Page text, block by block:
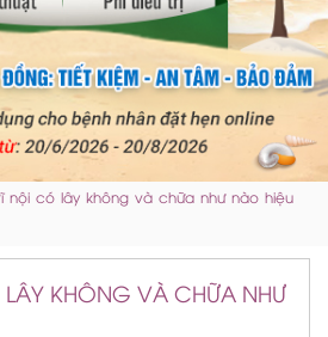
nội có lây không và chữa như nào hiệu
LÂY KHÔNG VÀ CHỮA NHƯ